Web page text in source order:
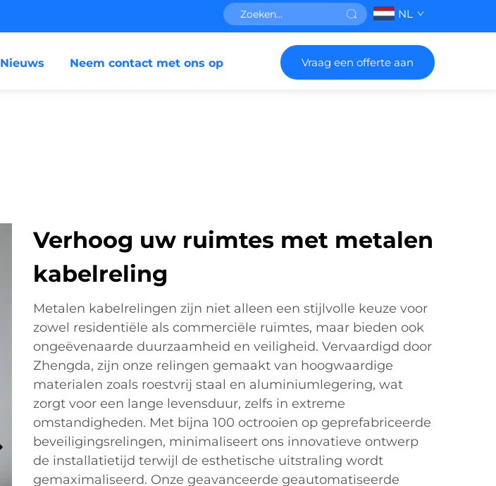
NL
Nieuws Neem contact met ons op Vraag een offerte aan
Verhoog uw ruimtes met metalen
kabelreling
Metalen kabelrelingen zijn niet alleen een stijlvolle keuze voor
zowel residentiële als commerciële ruimtes, maar bieden ook
ongeëvenaarde duurzaamheid en veiligheid. Vervaardigd door
Zhengda, zijn onze relingen gemaakt van hoogwaardige
materialen zoals roestvrij staal en aluminiumlegering, wat
zorgt voor een lange levensduur, zelfs in extreme
omstandigheden. Met bijna 100 octrooien op geprefabriceerde
beveiligingsrelingen, minimaliseert ons innovatieve ontwerp
de installatietijd terwijl de esthetische uitstraling wordt
gemaximaliseerd. Onze geavanceerde geautomatiseerde